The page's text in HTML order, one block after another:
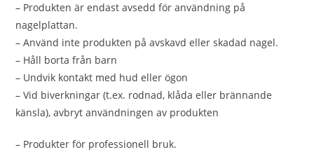
– Produkten är endast avsedd för användning på
nagelplattan.
– Använd inte produkten på avskavd eller skadad nagel.
– Håll borta från barn
– Undvik kontakt med hud eller ögon
– Vid biverkningar (t.ex. rodnad, klåda eller brännande
känsla), avbryt användningen av produkten
– Produkter för professionell bruk.